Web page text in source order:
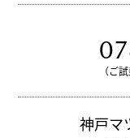
（ご
神戸マ